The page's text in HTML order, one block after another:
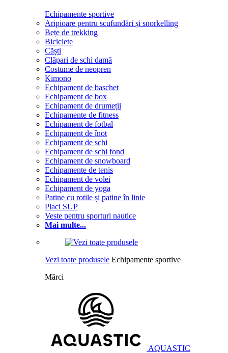
Echipamente sportive
Aripioare pentru scufundări și snorkelling
Bețe de trekking
Biciclete
Căști
Clăpari de schi damă
Costume de neopren
Kimono
Echipament de baschet
Echipament de box
Echipament de drumeții
Echipamente de fitness
Echipament de fotbal
Echipament de înot
Echipament de schi
Echipament de schi fond
Echipament de snowboard
Echipamente de tenis
Echipament de volei
Echipament de yoga
Patine cu rotile și patine în linie
Placi SUP
Veste pentru sporturi nautice
Mai multe...
Vezi toate produsele Echipamente sportive
Mărci
AQUASTIC